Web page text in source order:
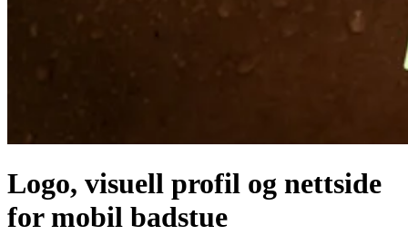
Logo, visuell profil og nettside
for mobil badstue